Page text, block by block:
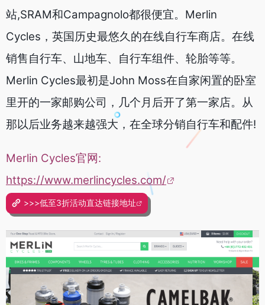
站,SRAM和Campagnolo都很便宜。 Merlin
Cycles，英国历史最悠久的在线自行车商店。在线
销售自行车、山地车、自行车组件、轮胎等等。
Merlin Cycles最初是John Moss在自家闲置的卧室
里开的一家邮购公司，几个月后开了第一家店。从
那以后业务越来越强大，在全球分销自行车和配件!
Merlin Cycles官网:
https://www.merlincycles.com/
>>>低至3折活动直达链接地址